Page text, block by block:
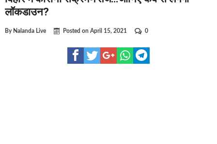
घूसखोर अफसरों पर एक्शन.. दो-दो अफसर घूस लेते गिरफ्तार
क्रिकेटर ईशान किशन की शादी फिक्स, गर्लफ्रेंड से होगी शादी.. ईशान के
बिहारवासियों के लिए खुशखबरी.. बिहटा से भी बड़ा बनेगा एयरपोर्ट ..
लॉकडाउन?
By Nalanda Live Posted on April 15, 2021 0